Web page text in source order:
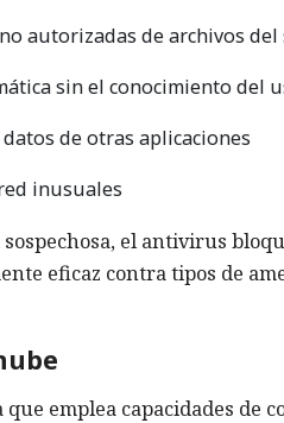
autorizadas de archivos
sin el conocimiento del
de otras aplicaciones
inusuales
el antivirus
eficaz contra tipos de
que emplea capacidades